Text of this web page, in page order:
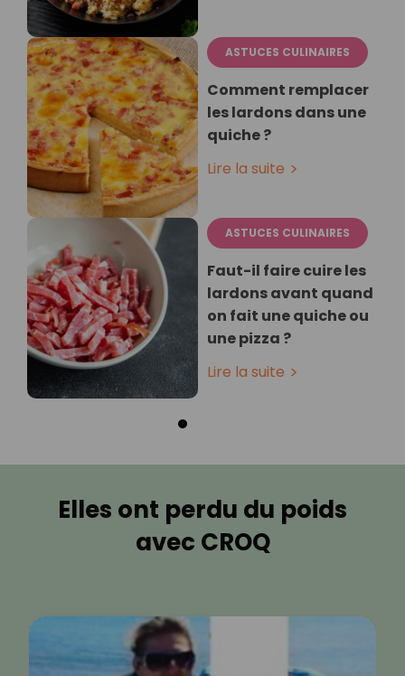
ASTUCES CULINAIRES
Comment remplacer
les lardons dans une
quiche ?
Lire la suite
ASTUCES CULINAIRES
Faut-il faire cuire les
lardons avant quand
on fait une quiche ou
une pizza ?
Lire la suite
Elles ont perdu du poids
avec CROQ